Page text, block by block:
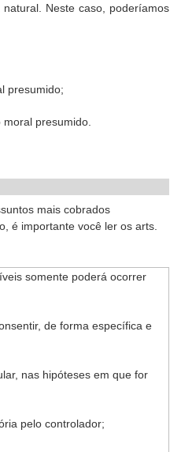
Neste caso, poderíamos
presumido;
presumido.
mais cobrados
é importante você ler os arts.
somente poderá ocorrer
de forma específica e
nas hipóteses em que for
pelo controlador;